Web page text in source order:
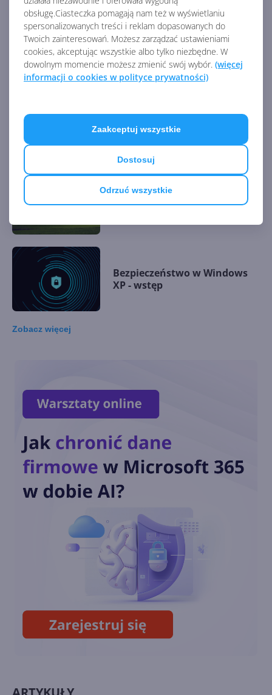
obsługę.Ciasteczka pomagają nam też w wyświetlaniu
spersonalizowanych treści i reklam dopasowanych do
Twoich zainteresowań. Możesz zarządzać ustawieniami
cookies, akceptując wszystkie albo tylko niezbędne. W
dowolnym momencie możesz zmienić swój wybór. (więcej
informacji o cookies w polityce prywatności)
Odrzuć wszystkie
Dostosuj
Zaakceptuj wszystkie
Windows XP i Office XP -
Planowanie wdrożenia
Jak Windows XP i Office XP
może pomóc profesjonalistom
Przegląd możliwości Windows
XP i Office XP
Bezpieczeństwo w Windows
XP - wstęp
Szybkie przełączanie
użytkowników w przypadku,
gdy z komputera korzysta
wiele osób
Zarządzanie plikami cookie
Zobacz więcej